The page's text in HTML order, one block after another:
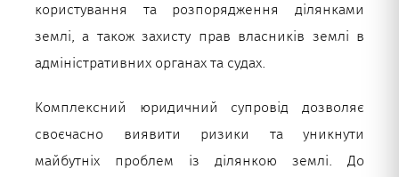
користування та розпорядження ділянками
землі, а також захисту прав власників землі в
адміністративних органах та судах.
Комплексний юридичний супровід дозволяє
своєчасно виявити ризики та уникнути
майбутніх проблем із ділянкою землі. До